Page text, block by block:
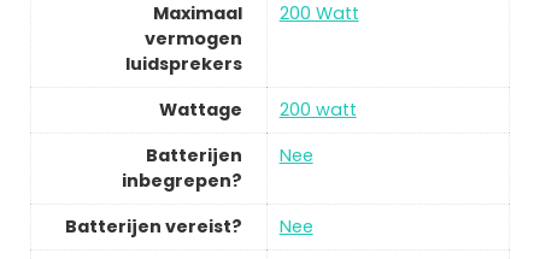
Maximaal
vermogen
luidsprekers
200 Watt
Wattage
200 watt
Batterijen
inbegrepen?
Nee
Batterijen vereist?
Nee